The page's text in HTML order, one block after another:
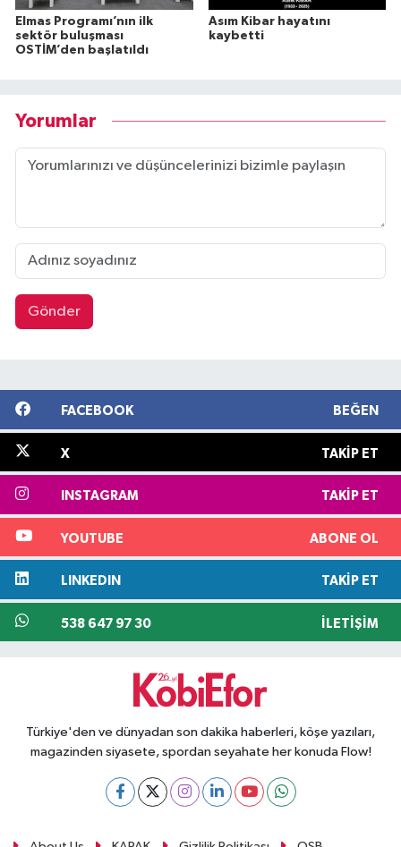
Elmas Programı’nın ilk
sektör buluşması
OSTİM’den başlatıldı
Asım Kibar hayatını
kaybetti
Yorumlar
Gönder
FACEBOOK BEĞEN
X TAKIP ET
INSTAGRAM TAKIP ET
YOUTUBE ABONE OL
LINKEDIN TAKIP ET
538 647 97 30 İLETIŞIM
Türkiye'den ve dünyadan son dakika haberleri, köşe yazıları,
magazinden siyasete, spordan seyahate her konuda Flow!